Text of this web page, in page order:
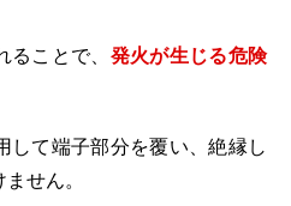
ことで、 発火が生じる危険
して端子部分を覆い、絶縁し
せん。